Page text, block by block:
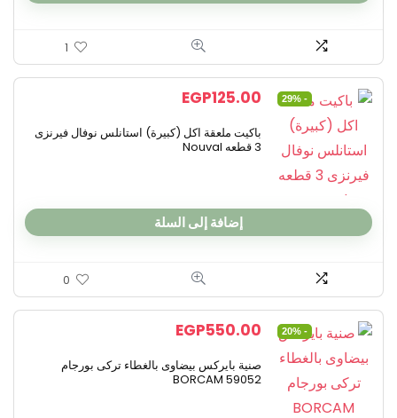
1
- 29%
EGP125.00
باكيت ملعقة اكل (كبيرة) استانلس نوفال فيرنزى
3 قطعه Nouval
إضافة إلى السلة
0
- 20%
EGP550.00
صنية بايركس بيضاوى بالغطاء تركى بورجام
BORCAM 59052